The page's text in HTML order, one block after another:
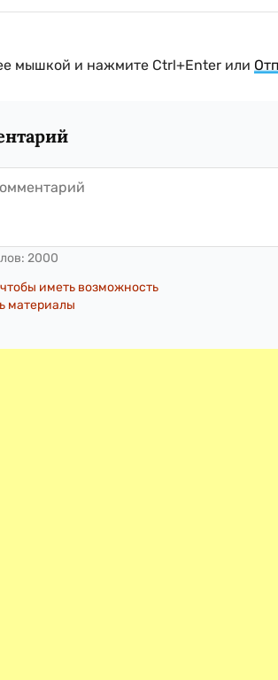
мышкой и нажмите Ctrl+Enter или
2000
иметь возможность
материалы